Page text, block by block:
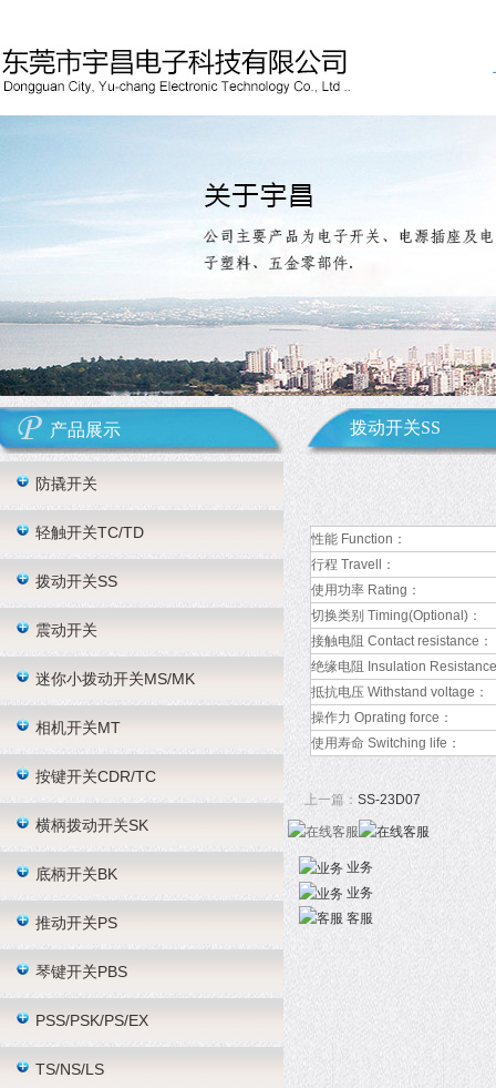
产品展示
防撬开关
轻触开关TC/TD
拨动开关SS
震动开关
迷你小拨动开关MS/MK
相机开关MT
按键开关CDR/TC
横柄拨动开关SK
底柄开关BK
推动开关PS
琴键开关PBS
PSS/PSK/PS/EX
TS/NS/LS
拨动开关SS
性能 Function：
行程 Travell：
使用功率 Rating：
切换类别 Timing(Optional)：
接触电阻 Contact resistance：
绝缘电阻 Insulation
抵抗电压 Withstand voltage：
操作力 Oprating force：
使用寿命 Switching life：
上一篇： SS-23D07
业务
业务
客服